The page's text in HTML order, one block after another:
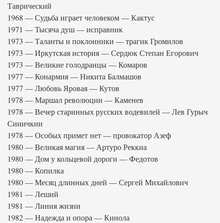
Таврический
1968 — Судьба играет человеком — Кактус
1971 — Тысяча душ — исправник
1973 — Таланты и поклонники — трагик Громилов
1973 — Иркутская история — Сердюк Степан Егорович
1973 — Великие голодранцы — Комаров
1977 — Конармия — Никита Балмашов
1977 — Любовь Яровая — Кутов
1978 — Маршал революции — Каменев
1978 — Вечер старинных русских водевилей — Лев Гурыч
Синичкин
1978 — Особых примет нет — провокатор Азеф
1980 — Великая магия — Артуро Реккиа
1980 — Дом у кольцевой дороги — Федотов
1980 — Копилка
1980 — Месяц длинных дней — Сергей Михайлович
1981 — Леший
1981 — Линия жизни
1982 — Надежда и опора — Кинола